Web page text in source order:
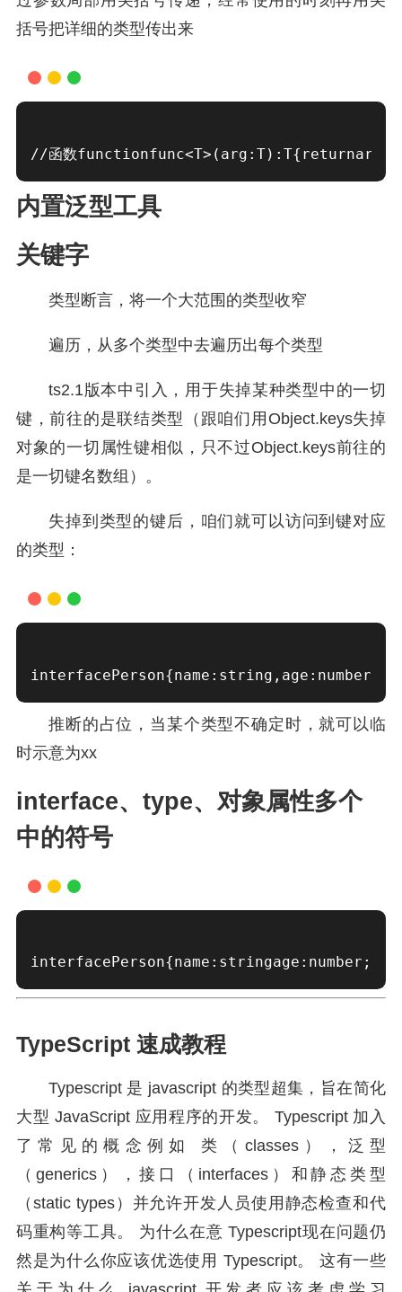
括号把详细的类型传出来
//函数
内置泛型工具
关键字
类型断言，将一个大范围的类型收窄
遍历，从多个类型中去遍历出每个类型
ts2.1版本中引入，用于失掉某种类型中的一切
键，前往的是联结类型（跟咱们用Object.keys失掉
对象的一切属性键相似，只不过Object.keys前往的
是一切键名数组）。
失掉到类型的键后，咱们就可以访问到键对应
的类型：
推断的占位，当某个类型不确定时，就可以临
时示意为xx
interface、type、对象属性多个
中的符号
TypeScript 速成教程
Typescript 是 javascript 的类型超集，旨在简化
大型 JavaScript 应用程序的开发。 Typescript 加入
了常见的概念例如 类（classes），泛型
（generics），接口（interfaces）和静态类型
（static types）并允许开发人员使用静态检查和代
码重构等工具。 为什么在意 Typescript现在问题仍
然是为什么你应该优选使用 Typescript。 这有一些